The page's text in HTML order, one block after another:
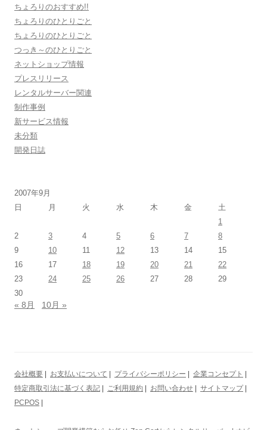
ちょろりのおすすめ!!
ちょろりのひとりごと
ちょろりのひとりごと
つっき～のひとりごと
ネットショップ情報
プレスリリース
レンタルサーバー関連
制作事例
新サービス情報
未分類
開発日誌
2007年9月
日
月 火 水 木 金
土
1
2
3 4 5 6 7
8
9
10 11 12 13 14
15
16
17 18 19 20 21
22
23
24 25 26 27 28
29
30
« 8月 10月 »
会社概要 お支払いについて プライバシーポリシー 企業コンセプト
特定商取引法に基づく表記
ご利用規約 お問い合わせ サイトマップ|
PCPOS